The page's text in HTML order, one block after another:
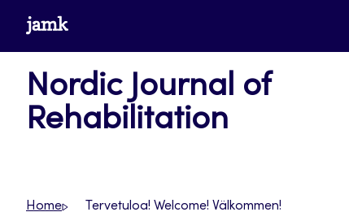
Skip
content
www.jamk.fi
Nordic Journal of
Rehabilitation
Home Tervetuloa! Welcome! Välkommen!